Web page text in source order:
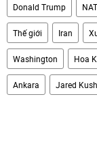
Donald Trump
Thế giới Iran
Washington Hoa
Ankara Jared